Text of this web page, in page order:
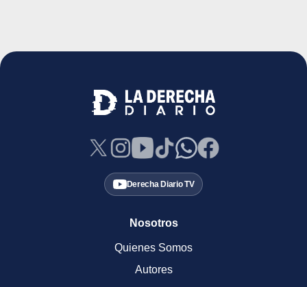
Derecha Diario TV
Nosotros
Quienes Somos
Autores